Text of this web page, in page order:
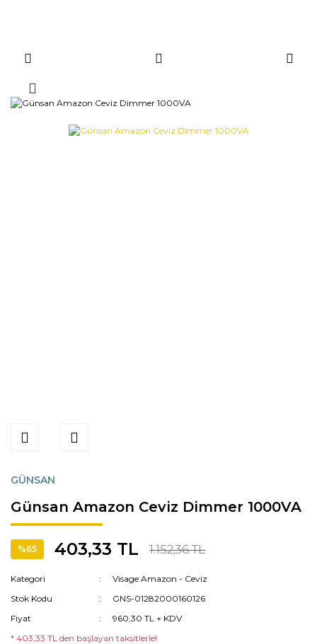
GÜNSAN
Günsan Amazon Ceviz Dimmer 1000VA
%65 403,33 TL 1.152,36 TL
Kategori
Visage Amazon - Ceviz
Stok Kodu
GNS-01282000160126
Fiyat
960,30 TL + KDV
* 403,33 TL den başlayan taksitlerle!